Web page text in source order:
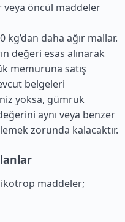
öncül maddeler
kg’dan daha ağır mallar.
değeri esas alınarak
memuruna satış
belgeleri
yoksa, gümrük
aynı veya benzer
zorunda kalacaktır.
maddeler;